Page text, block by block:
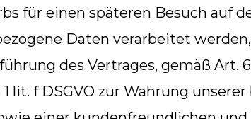
für einen späteren Besuch auf
Daten verarbeitet
des Vertrages, gemäß Art.
lit. f DSGVO zur Wahrung